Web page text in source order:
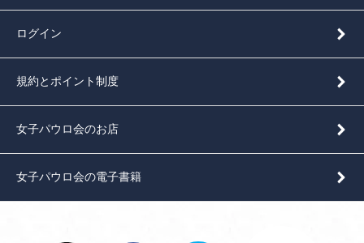
ログイン
規約とポイント制度
女子パウロ会のお店
女子パウロ会の電子書籍